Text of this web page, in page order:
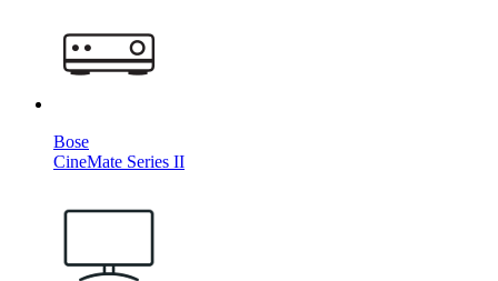
Bose
CineMate Series II